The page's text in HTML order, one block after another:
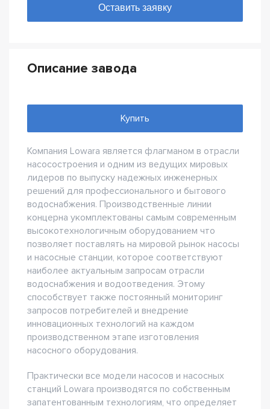
Описание завода
Купить
Компания Lowara является флагманом в отрасли
насосостроения и одним из ведущих мировых
лидеров по выпуску надежных инженерных
решений для профессионального и бытового
водоснабжения. Производственные линии
концерна укомплектованы самым современным
высокотехнологичным оборудованием что
позволяет поставлять на мировой рынок насосы
и насосные станции, которое соответствуют
наиболее актуальным запросам отрасли
водоснабжения и водоотведения. Этому
способствует также постоянный мониторинг
запросов потребителей и внедрение
инновационных технологий на каждом
производственном этапе изготовления
насосного оборудования.
Практически все модели насосов и насосных
станций Lowara производятся по собственным
запатентованным технологиям, что определяет